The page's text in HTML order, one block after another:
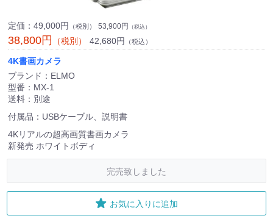
定価： 49,000円 （税別） 53,900円 （税込）
38,800円 （税別） 42,680円 （税込）
4K書画カメラ
ブランド：ELMO
型番：MX-1
送料：別途
付属品：USBケーブル、説明書
4Kリアルの超高画質書画カメラ
新発売 ホワイトボディ
完売致しました
お気に入りに追加